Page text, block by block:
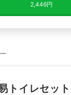
2,446円
トイレセッ